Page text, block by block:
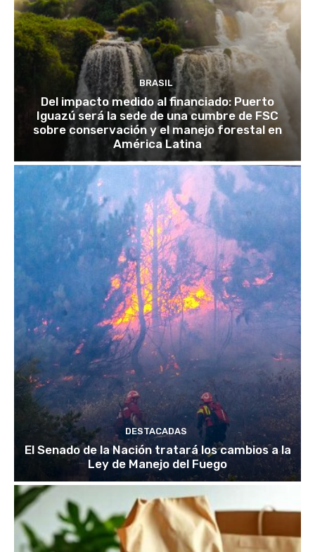
BRASIL
Del impacto medido al financiado: Puerto
Iguazú será la sede de una cumbre de FSC
sobre conservación y el manejo forestal en
América Latina
DESTACADAS
El Senado de la Nación tratará los cambios a la
Ley de Manejo del Fuego